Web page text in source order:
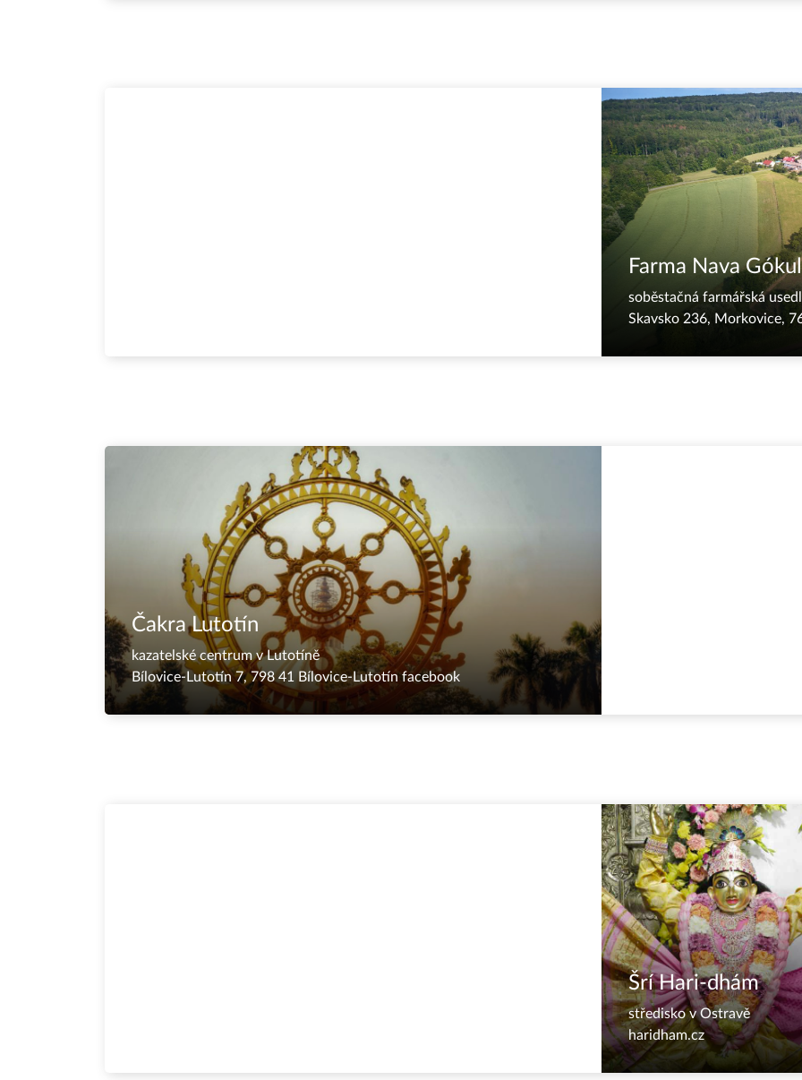
Farma Nava
soběstačná farmářská
Skavsko 236, Morkovice,
Čakra Lutotín
kazatelské centrum v Lutotíně
Bílovice-Lutotín 7, 798 41 Bílovice-Lutotínfacebook
Šrí Hari-dhám
středisko v Ostravě
haridham.cz